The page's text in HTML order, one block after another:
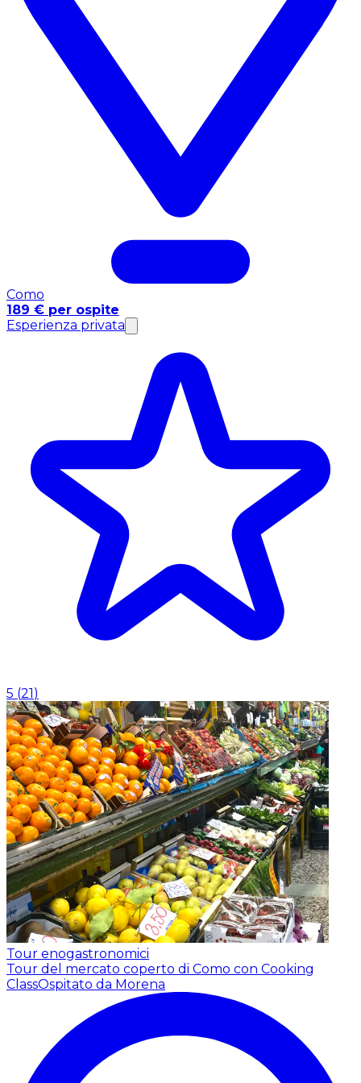
Como
189 € per ospite
Esperienza privata
5 (21)
Tour enogastronomici
Tour del mercato coperto di Como con Cooking
ClassOspitato da Morena